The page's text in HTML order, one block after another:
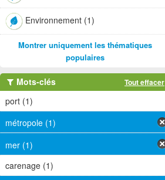
Environnement (1)
Montrer uniquement les thématiques
populaires
Mots-clés Tout effacer
port (1)
métropole (1)
mer (1)
carenage (1)